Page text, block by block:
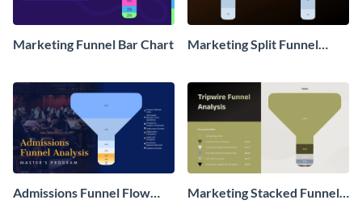
Marketing Funnel Bar Chart
Marketing Split Funnel
Admissions Funnel Flow
Marketing Stacked Funnel